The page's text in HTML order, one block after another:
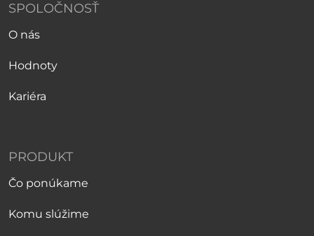
SPOLOČNOSŤ
O nás
Hodnoty
Kariéra
PRODUKT
Čo ponúkame
Komu slúžime